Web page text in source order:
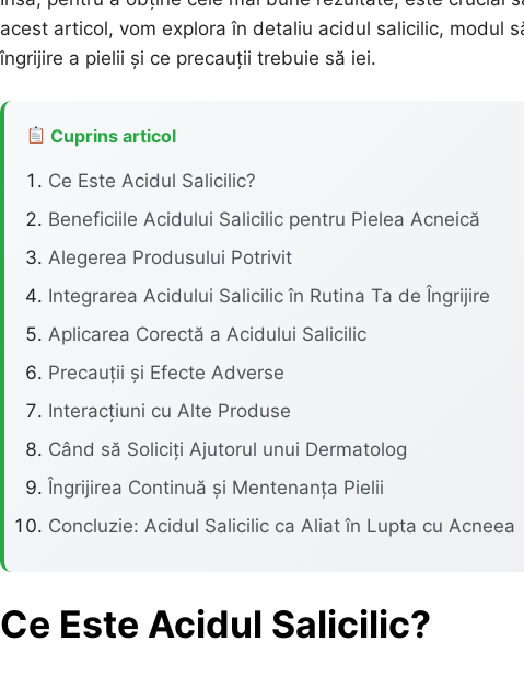
acest articol, vom explora în detaliu acidul salicilic, modul
îngrijire a pielii și ce precauții trebuie să iei.
Cuprins articol
Ce Este Acidul Salicilic?
Beneficiile Acidului Salicilic pentru Pielea Acneică
Alegerea Produsului Potrivit
Integrarea Acidului Salicilic în Rutina Ta de Îngrijire
Aplicarea Corectă a Acidului Salicilic
Precauții și Efecte Adverse
Interacțiuni cu Alte Produse
Când să Soliciți Ajutorul unui Dermatolog
Îngrijirea Continuă și Mentenanța Pielii
Concluzie: Acidul Salicilic ca Aliat în Lupta cu Acneea
Ce Este Acidul Salicilic?